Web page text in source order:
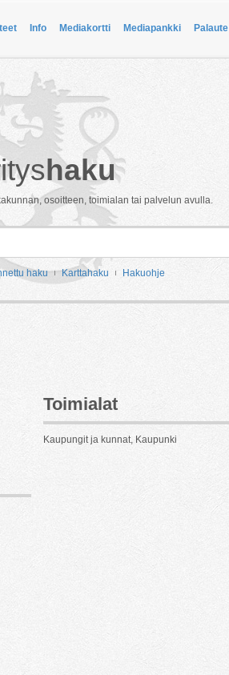
Info Mediakortti Mediapankki Palaute
haku
osoitteen, toimialan tai palvelun avulla.
haku Karttahaku Hakuohje
Toimialat
Kaupungit ja kunnat, Kaupunki